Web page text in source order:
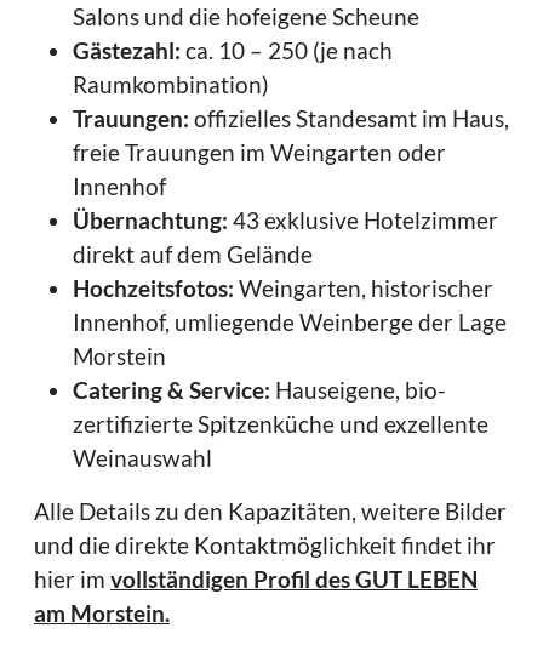
Salons und die hofeigene Scheune
Gästezahl: ca. 10 – 250 (je nach
Raumkombination)
Trauungen: offizielles Standesamt im Haus,
freie Trauungen im Weingarten oder
Innenhof
Übernachtung: 43 exklusive Hotelzimmer
direkt auf dem Gelände
Hochzeitsfotos: Weingarten, historischer
Innenhof, umliegende Weinberge der Lage
Morstein
Catering & Service: Hauseigene, bio-
zertifizierte Spitzenküche und exzellente
Weinauswahl
Alle Details zu den Kapazitäten, weitere Bilder
und die direkte Kontaktmöglichkeit findet ihr
hier im vollständigen Profil des GUT LEBEN
am Morstein.